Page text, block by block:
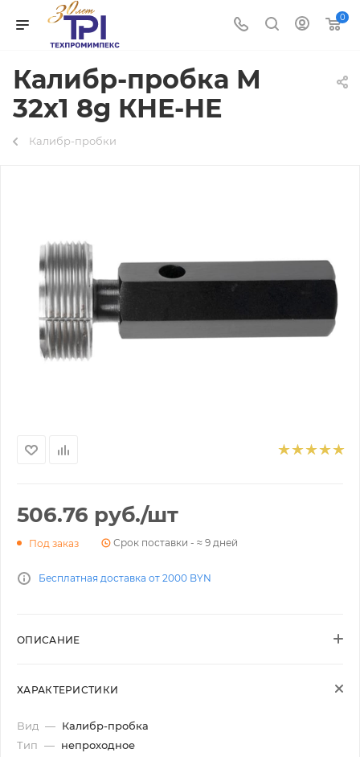
0
Калибр-пробка М
32х1 8g КНЕ-НЕ
Калибр-пробки
506.76 руб./шт
Под заказ Срок поставки - ≈ 9 дней
Бесплатная доставка от 2000 BYN
ОПИСАНИЕ
ХАРАКТЕРИСТИКИ
Вид — Калибр-пробка
Тип — непроходное